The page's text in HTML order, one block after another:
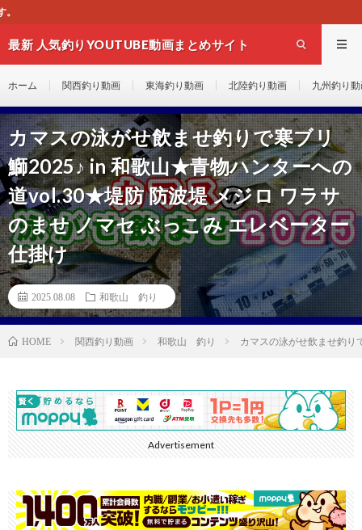
最新 人気釣りYOUTUBE動画まとめサイト
ホーム 関西釣り動画 東海釣り動画 北陸釣り動画 九州釣り
カマスの泳がせ飲ませ釣りで寒ブリ
鰤2025♪ in 和歌山★青物ハンターへの
道vol.30★堤防 防波堤 メジロ ワラサ
のませ ノマセ ぶっこみ エレベーター
仕掛け
2025.08.08 和歌山 釣り
HOME 関西釣り動画 和歌山 釣り カマスの泳がせ飲ませ釣り
Advertisement